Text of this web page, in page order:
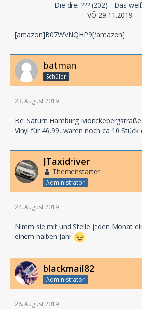
Die drei ??? (202) - Das
VÖ 29.11.2019
[amazon]B07WVNQHP9[/amazon]
batman
Schüler
23. August 2019
Bei Saturn Hamburg
Vinyl für 46,99, waren noch ca 10 Stück
JTaxidriver
Themenstarter
Administrator
24. August 2019
Nimm sie mit und Stelle jeden Monat
einem halben Jahr
blackmail82
Administrator
26. August 2019